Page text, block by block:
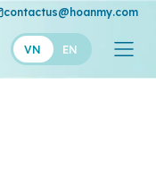
contactus@hoanmy.com
VN EN